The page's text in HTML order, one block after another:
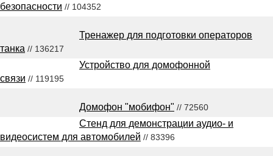
безопасности // 104352
Тренажер для подготовки операторов
танка // 136217
Устройство для домофонной
связи // 119195
Домофон "мобифон" // 72560
Стенд для демонстрации аудио- и
видеосистем для автомобилей // 83396